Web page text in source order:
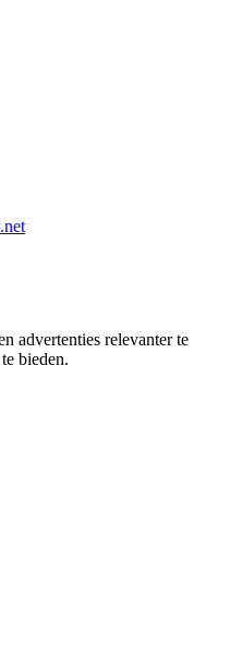
advertenties relevanter te
bieden.